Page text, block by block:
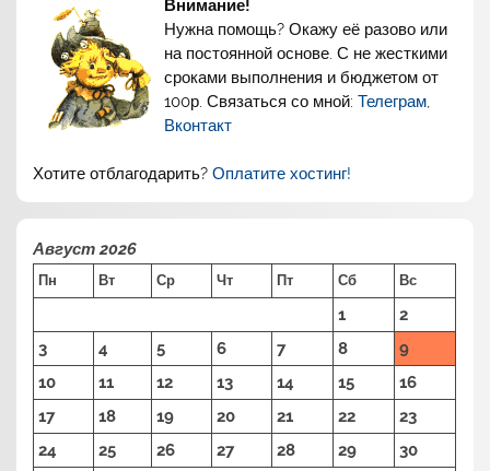
Внимание!
Нужна помощь? Окажу её разово или
на постоянной основе. С не жесткими
сроками выполнения и бюджетом от
100р. Связаться со мной:Телеграм,
Вконтакт
Хотите отблагодарить?Оплатите хостинг!
Август 2026
Пн Вт Ср Чт Пт Сб Вс
1
2
3
4 5 6 7 8
9
10
11 12 13 14 15
16
17
18 19 20 21 22
23
24
25 26 27 28 29
30